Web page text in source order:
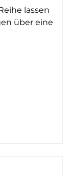
lassen
über eine